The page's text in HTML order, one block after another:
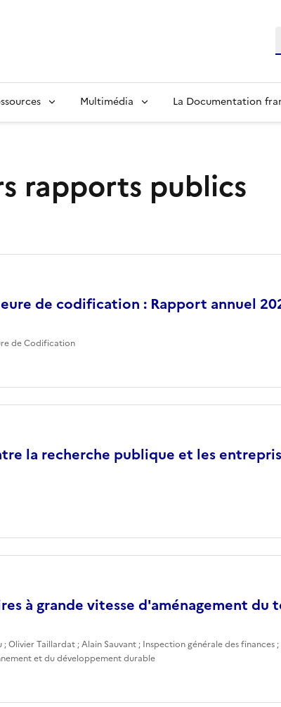
Multimédia La Documentation
rapports publics
de codification : Rapport annuel
de Codification
la recherche publique et les
à grande vitesse d'aménagement du
;Olivier Taillardat ;Alain Sauvant ; Inspection générale des finances ;
et du développement durable